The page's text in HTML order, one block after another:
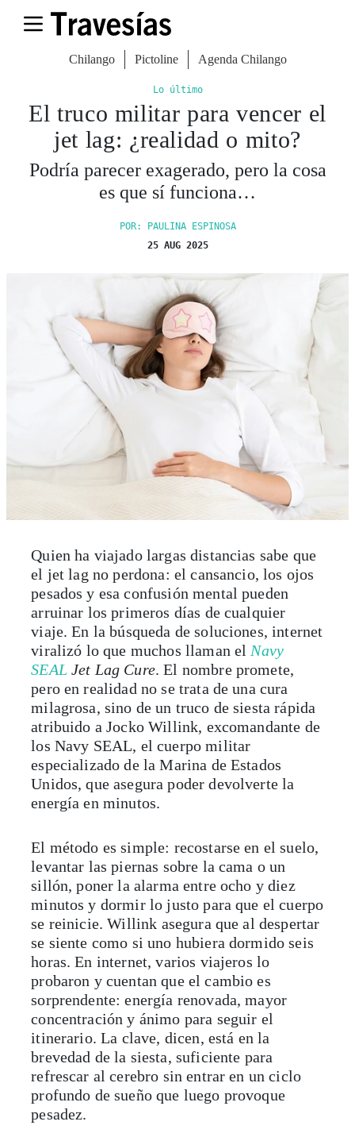
Chilango Pictoline Agenda Chilango
Lo último
El truco militar para vencer el
jet lag: ¿realidad o mito?
Podría parecer exagerado, pero la cosa
es que sí funciona…
POR: PAULINA ESPINOSA
25 AUG 2025
Quien ha viajado largas distancias sabe que
el jet lag no perdona: el cansancio, los ojos
pesados y esa confusión mental pueden
arruinar los primeros días de cualquier
viaje. En la búsqueda de soluciones, internet
viralizó lo que muchos llaman el Navy
SEAL Jet Lag Cure. El nombre promete,
pero en realidad no se trata de una cura
milagrosa, sino de un truco de siesta rápida
atribuido a Jocko Willink, excomandante de
los Navy SEAL, el cuerpo militar
especializado de la Marina de Estados
Unidos, que asegura poder devolverte la
energía en minutos.
El método es simple: recostarse en el suelo,
levantar las piernas sobre la cama o un
sillón, poner la alarma entre ocho y diez
minutos y dormir lo justo para que el cuerpo
se reinicie. Willink asegura que al despertar
se siente como si uno hubiera dormido seis
horas. En internet, varios viajeros lo
probaron y cuentan que el cambio es
sorprendente: energía renovada, mayor
concentración y ánimo para seguir el
itinerario. La clave, dicen, está en la
brevedad de la siesta, suficiente para
refrescar al cerebro sin entrar en un ciclo
profundo de sueño que luego provoque
pesadez.